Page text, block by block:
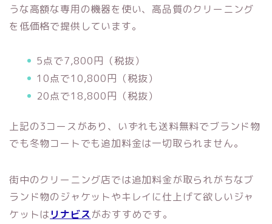
うな高額な専用の機器を使い、高品質のクリーニング
を低価格で提供しています。
5点で7,800円（税抜）
10点で10,800円（税抜）
20点で18,800円（税抜）
上記の3コースがあり、いずれも送料無料でブランド物
でも冬物コートでも追加料金は一切取られません。
街中のクリーニング店では追加料金が取られがちなブ
ランド物のジャケットやキレイに仕上げて欲しいジャ
ケットはリナビス がおすすめです。